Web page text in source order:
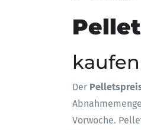
kaufen
Der
Abnahmemenge
Vorwoche.